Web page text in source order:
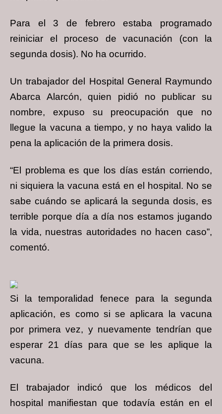
Para el 3 de febrero estaba programado
reiniciar el proceso de vacunación (con la
segunda dosis). No ha ocurrido.
Un trabajador del Hospital General Raymundo
Abarca Alarcón, quien pidió no publicar su
nombre, expuso su preocupación que no
llegue la vacuna a tiempo, y no haya valido la
pena la aplicación de la primera dosis.
“El problema es que los días están corriendo,
ni siquiera la vacuna está en el hospital. No se
sabe cuándo se aplicará la segunda dosis, es
terrible porque día a día nos estamos jugando
la vida, nuestras autoridades no hacen caso”,
comentó.
Si la temporalidad fenece para la segunda
aplicación, es como si se aplicara la vacuna
por primera vez, y nuevamente tendrían que
esperar 21 días para que se les aplique la
vacuna.
El trabajador indicó que los médicos del
hospital manifiestan que todavía están en el